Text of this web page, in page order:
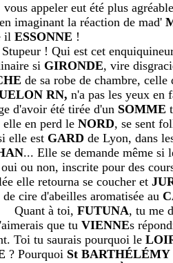
eut été plus agréable,
imaginant la réaction de mad'
il ESSONNE !
! Qui est cet
si GIRONDE, vire
de sa robe de chambre, celle
RN, n'a pas les yeux en
d'avoir été tirée d'un SOMME
en perd le NORD, se sent
elle est GARD de Lyon, dans
... Elle se demande même si
ou non, inscrite pour des
elle retourna se coucher et
cire d'abeilles aromatisée au
à toi, FUTUNA, tu me
que tu VIENNEs
Toi tu saurais pourquoi le
? Pourquoi St BARTHÉLÉMY